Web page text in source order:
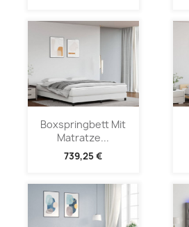
Boxspringbett Mit
Matratze...
739,25 €